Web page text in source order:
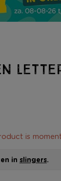
is
in slingers.